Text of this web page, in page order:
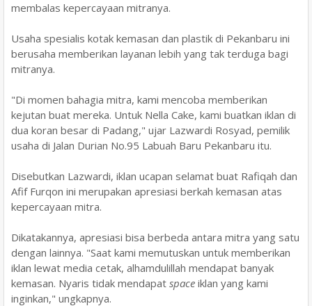
membalas kepercayaan mitranya.
Usaha spesialis kotak kemasan dan plastik di Pekanbaru ini
berusaha memberikan layanan lebih yang tak terduga bagi
mitranya.
"Di momen bahagia mitra, kami mencoba memberikan
kejutan buat mereka. Untuk Nella Cake, kami buatkan iklan di
dua koran besar di Padang," ujar Lazwardi Rosyad, pemilik
usaha di Jalan Durian No.95 Labuah Baru Pekanbaru itu.
Disebutkan Lazwardi, iklan ucapan selamat buat Rafiqah dan
Afif Furqon ini merupakan apresiasi berkah kemasan atas
kepercayaan mitra.
Dikatakannya, apresiasi bisa berbeda antara mitra yang satu
dengan lainnya. "Saat kami memutuskan untuk memberikan
iklan lewat media cetak, alhamdulillah mendapat banyak
kemasan. Nyaris tidak mendapat space iklan yang kami
inginkan," ungkapnya.